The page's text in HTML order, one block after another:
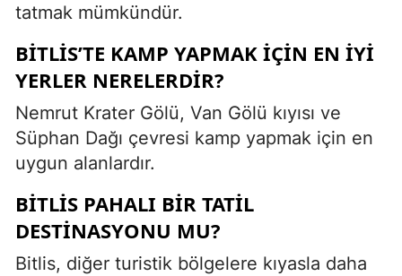
tatmak mümkündür.
BITLIS’TE KAMP YAPMAK IÇIN EN IYI
YERLER NERELERDIR?
Nemrut Krater Gölü, Van Gölü kıyısı ve
Süphan Dağı çevresi kamp yapmak için en
uygun alanlardır.
BITLIS PAHALI BIR TATIL
DESTINASYONU MU?
Bitlis, diğer turistik bölgelere kıyasla daha